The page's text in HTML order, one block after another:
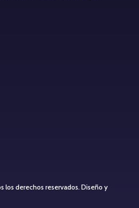
los derechos reservados. Diseño y